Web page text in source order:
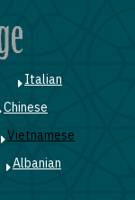
Italian
Chinese
Vietnamese
Albanian